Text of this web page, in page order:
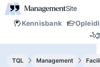
Kennisbank
TQL Management